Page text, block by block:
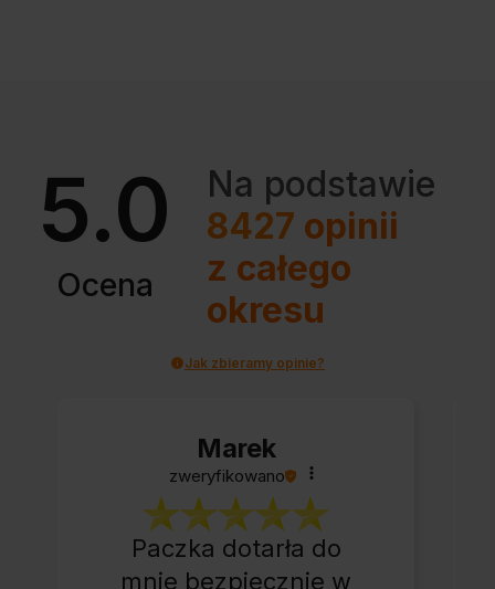
5.0
Ocena
Na podstawie
8427 opinii
z całego
okresu
Jak zbieramy opinie?
Marek
zweryfikowano
Paczka dotarła do
mnie bezpiecznie w